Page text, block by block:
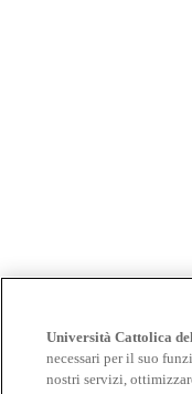
Università Cattolica
necessari per il suo
nostri servizi,